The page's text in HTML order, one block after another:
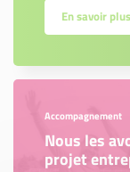
En savoir plus
Accompagnement
Nous les
projet